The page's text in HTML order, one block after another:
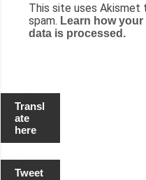
This site uses Akismet
spam. Learn how
data is processed.
Transl
ate
here
Tweet